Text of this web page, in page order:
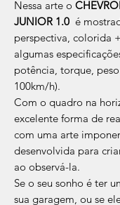
Nessa arte o
JUNIOR 1.0 é
perspectiva, colorida +
algumas
potência, torque,
100km/h).
Com o quadro na
excelente forma de
com uma arte
desenvolvida para
ao observá-la.
Se o seu sonho é ter
sua garagem, ou se